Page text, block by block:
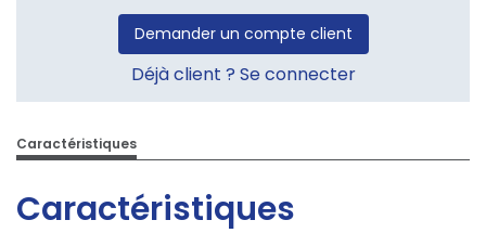
Demander un compte client
Déjà client ? Se connecter
Caractéristiques
Caractéristiques